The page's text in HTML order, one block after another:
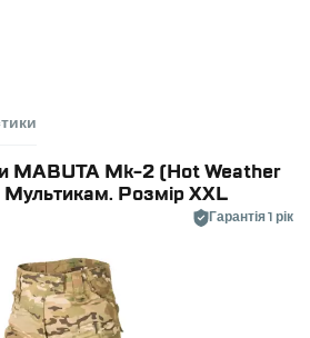
MABUTA Mk-2 (Hot Weather
Мультикам. Розмір XXL
Гарантія 1 рік